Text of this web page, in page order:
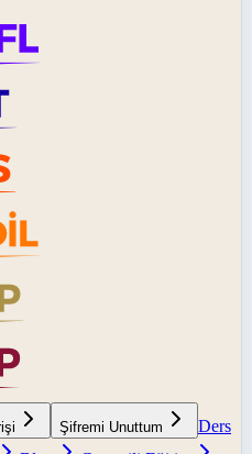
Şifremi Unuttum
Ders